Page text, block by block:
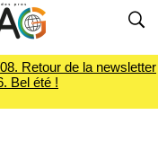
Retour de la newsletter
Bel été !